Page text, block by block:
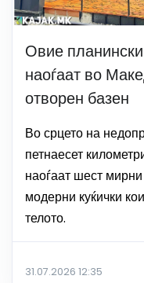
Овие
наоѓаат во
отворен базен
Во срцето на
петнаесет
наоѓаат шест
модерни куќички
телото.
31.07.2026 12:35